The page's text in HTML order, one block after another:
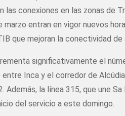
conexiones en las zonas de
entran en vigor nuevos
que mejoran la conectividad de
significativamente el
Inca y el corredor de
Además, la línea 315, que une
del servicio a este domingo.